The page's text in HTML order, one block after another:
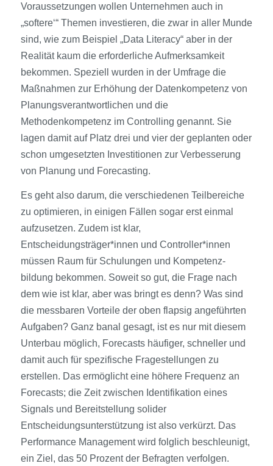
Voraussetzungen wollen Unternehmen auch in
„softere‘“ Themen investieren, die zwar in aller Munde
sind, wie zum Beispiel „Data Literacy“ aber in der
Realität kaum die erforderliche Aufmerksamkeit
bekommen. Speziell wurden in der Umfrage die
Maßnahmen zur Erhöhung der Datenkompetenz von
Planungsverantwortlichen und die
Methodenkompetenz im Controlling genannt. Sie
lagen damit auf Platz drei und vier der geplanten oder
schon umgesetzten Investitionen zur Verbesserung
von Planung und Forecasting.
Es geht also darum, die verschiedenen Teilbereiche
zu optimieren, in einigen Fällen sogar erst einmal
aufzusetzen. Zudem ist klar,
Entscheidungsträger*innen und Controller*innen
müssen Raum für Schulungen und Kompetenz­
bildung bekommen. Soweit so gut, die Frage nach
dem wie ist klar, aber was bringt es denn? Was sind
die messbaren Vorteile der oben flapsig angeführten
Aufgaben? Ganz banal gesagt, ist es nur mit diesem
Unterbau möglich, Forecasts häufiger, schneller und
damit auch für spezifische Frage­stellungen zu
erstellen. Das ermöglicht eine höhere Frequenz an
Forecasts; die Zeit zwischen Identifikation eines
Signals und Bereit­stellung solider
Entscheidungsunterstützung ist also verkürzt. Das
Performance Management wird folglich beschleunigt,
ein Ziel, das 50 Prozent der Befragten verfolgen.